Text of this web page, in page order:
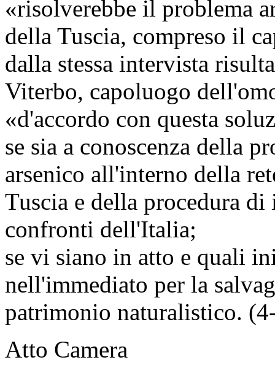
«risolverebbe il problema
della Tuscia, compreso il
dalla stessa intervista
Viterbo, capoluogo
«d'accordo con questa
se sia a conoscenza della
arsenico all'interno della
Tuscia e della procedura
confronti dell'Italia;
se vi siano in atto e quali
nell'immediato per la
patrimonio naturalistico.
Atto Camera